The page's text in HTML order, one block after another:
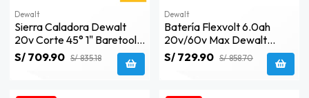
Dewalt
Sierra Caladora Dewalt
20v Corte 45° 1" Baretool -
Dcs331b
S/ 709.90 S/ 835.18
Dewalt
Batería Flexvolt 6.0ah
20v/60v Max Dewalt
Dcb606-B3
S/ 729.90 S/ 858.70